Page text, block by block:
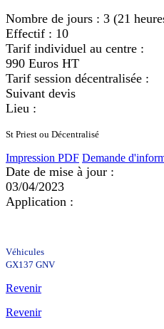
Nombre de jours : 3 (21
Effectif : 10
Tarif individuel au centre :
990 Euros HT
Tarif session décentralisée :
Suivant devis
Lieu :
St Priest ou Décentralisé
Impression PDF Demande
Date de mise à jour :
03/04/2023
Application :
Véhicules
GX137 GNV
Revenir
Revenir